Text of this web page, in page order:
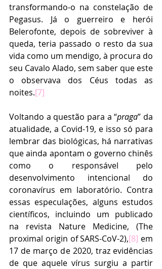
transformando-o na constelação de
Pegasus. Já o guerreiro e herói
Belerofonte, depois de sobreviver à
queda, teria passado o resto da sua
vida como um mendigo, à procura do
seu Cavalo Alado, sem saber que este
o observava dos Céus todas as
noites.[7]
Voltando a questão para a “praga” da
atualidade, a Covid-19, e isso só para
lembrar das biológicas, há narrativas
que ainda apontam o governo chinês
como o responsável pelo
desenvolvimento intencional do
coronavírus em laboratório. Contra
essas especulações, alguns estudos
científicos, incluindo um publicado
na revista Nature Medicine, (The
proximal origin of SARS-CoV-2),[8] em
17 de março de 2020, traz evidências
de que aquele vírus surgiu a partir